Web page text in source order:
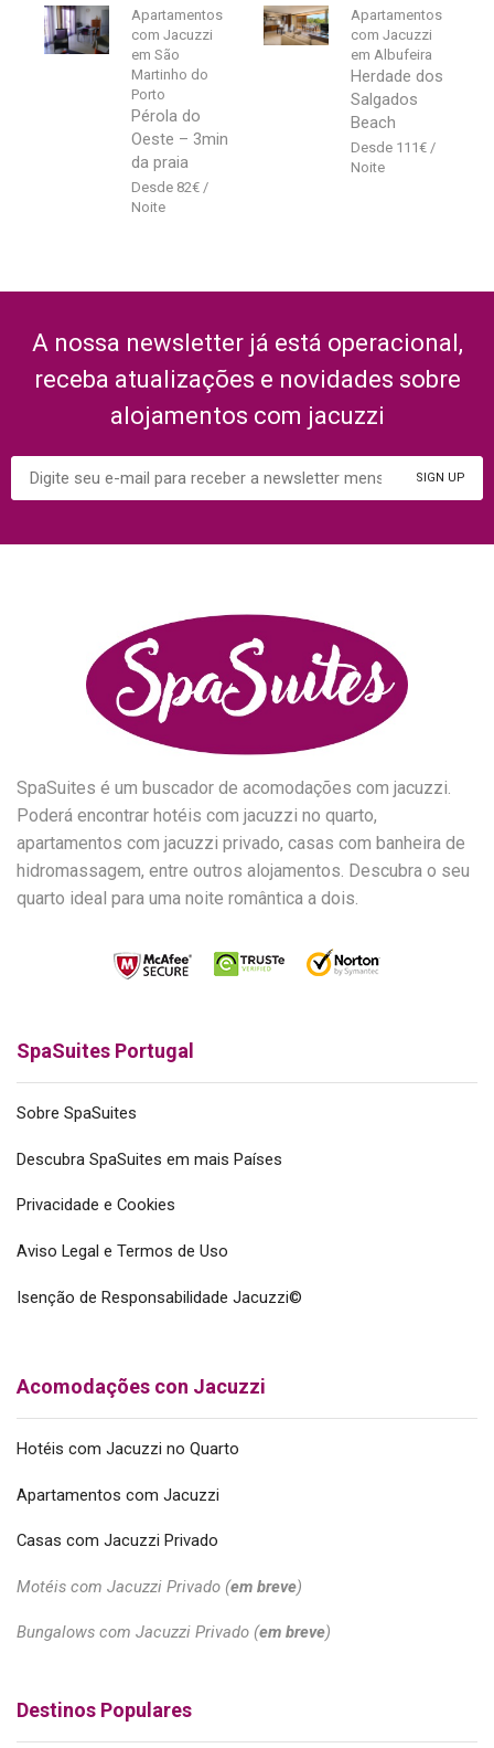
Apartamentos
com Jacuzzi
em São
Martinho do
Porto
Pérola do
Oeste – 3min
da praia
82€
Apartamentos
com Jacuzzi
em Albufeira
Herdade dos
Salgados
Beach
111€
A nossa newsletter já está operacional,
receba atualizações e novidades sobre
alojamentos com jacuzzi
SpaSuites é um buscador de acomodações com jacuzzi.
Poderá encontrar hotéis com jacuzzi no quarto,
apartamentos com jacuzzi privado, casas com banheira de
hidromassagem, entre outros alojamentos. Descubra o seu
quarto ideal para uma noite romântica a dois.
SpaSuites Portugal
Sobre SpaSuites
Descubra SpaSuites em mais Países
Privacidade e Cookies
Aviso Legal e Termos de Uso
Isenção de Responsabilidade Jacuzzi©
Acomodações con Jacuzzi
Hotéis com Jacuzzi no Quarto
Apartamentos com Jacuzzi
Casas com Jacuzzi Privado
Motéis com Jacuzzi Privado (em breve)
Bungalows com Jacuzzi Privado (em breve)
Destinos Populares